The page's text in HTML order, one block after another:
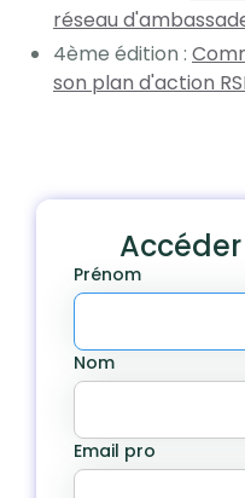
réseau
4ème édition :
son plan d'action
Prénom
Nom
Email pro